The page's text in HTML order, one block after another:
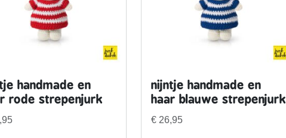
handmade en
rode strepenjurk
nijntje handmade en
haar blauwe strepenjurk
€26,95